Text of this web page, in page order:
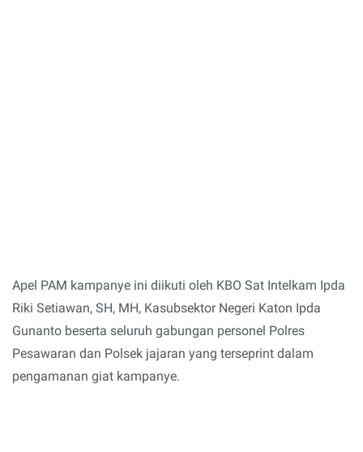
Apel PAM kampanye ini diikuti oleh KBO Sat Intelkam Ipda
Riki Setiawan, SH, MH, Kasubsektor Negeri Katon Ipda
Gunanto beserta seluruh gabungan personel Polres
Pesawaran dan Polsek jajaran yang terseprint dalam
pengamanan giat kampanye.